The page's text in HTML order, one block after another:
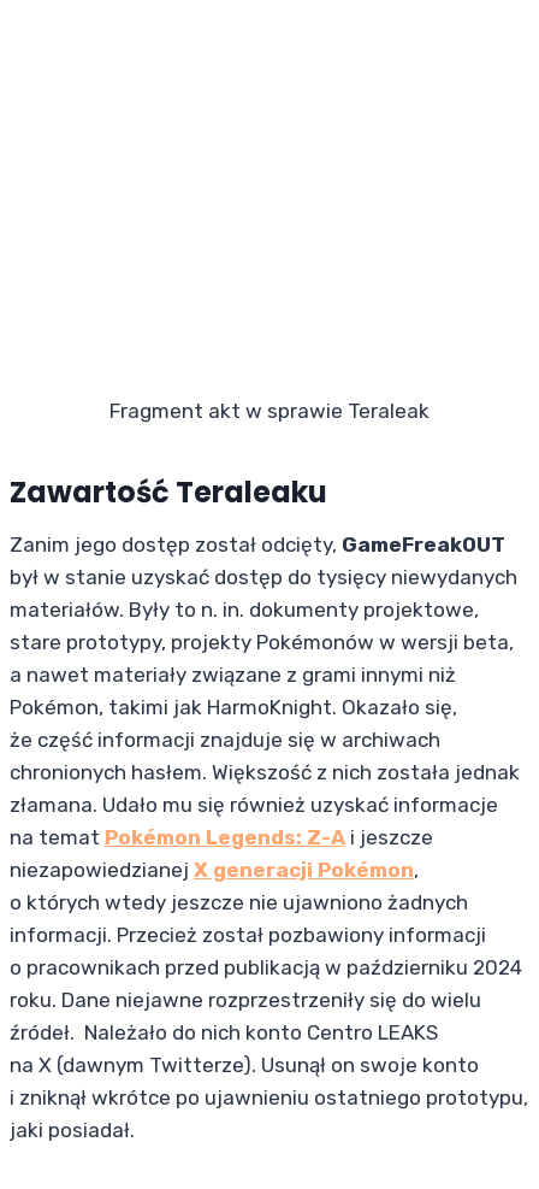
Fragment akt w sprawie Teraleak
Zawartość Teraleaku
Zanim jego dostęp został odcięty, GameFreakOUT
był w stanie uzyskać dostęp do tysięcy niewydanych
materiałów. Były to n. in. dokumenty projektowe,
stare prototypy, projekty Pokémonów w wersji beta,
a nawet materiały związane z grami innymi niż
Pokémon, takimi jak HarmoKnight. Okazało się,
że część informacji znajduje się w archiwach
chronionych hasłem. Większość z nich została jednak
złamana. Udało mu się również uzyskać informacje
na temat Pokémon Legends: Z-A i jeszcze
niezapowiedzianej X generacji Pokémon,
o których wtedy jeszcze nie ujawniono żadnych
informacji. Przecież został pozbawiony informacji
o pracownikach przed publikacją w październiku 2024
roku. Dane niejawne rozprzestrzeniły się do wielu
źródeł. Należało do nich konto Centro LEAKS
na X (dawnym Twitterze). Usunął on swoje konto
i zniknął wkrótce po ujawnieniu ostatniego prototypu,
jaki posiadał.